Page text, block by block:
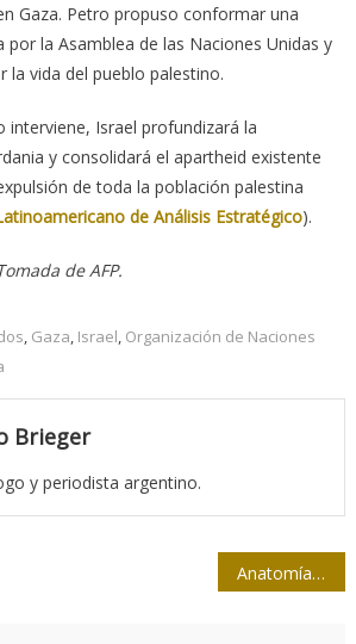
Gaza. Petro propuso conformar una
la Asamblea de las Naciones Unidas y
la vida del pueblo palestino.
interviene, Israel profundizará la
y consolidará el apartheid existente
de toda la población palestina
de Análisis Estratégico).
de AFP.
Gaza Israel Organización de Naciones
Brieger
y periodista argentino.
Anatomía de la especie humana: idiotas, estúpidos e imbéciles